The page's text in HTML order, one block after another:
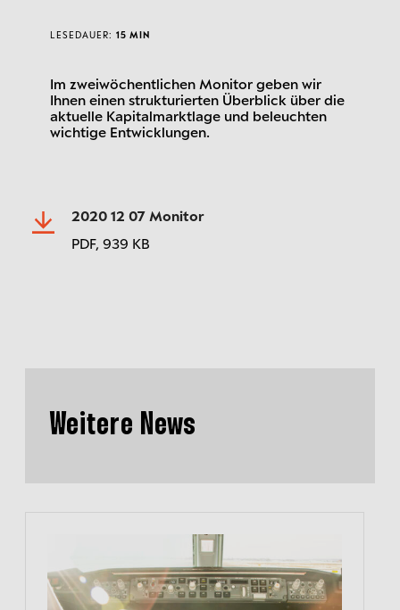
Im zweiwöchentlichen Monitor geben wir
Ihnen einen strukturierten Überblick über die
aktuelle Kapitalmarktlage und beleuchten
wichtige Entwicklungen.
LESEDAUER: 15 MIN
2020 12 07 Monitor
PDF, 939 KB
Weitere News